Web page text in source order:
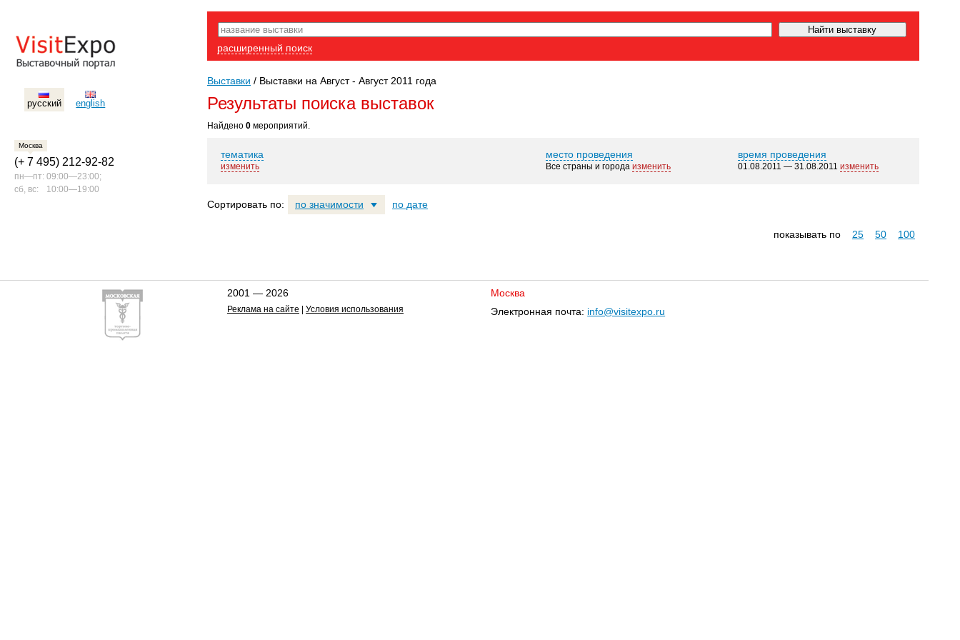
русский english
Москва
(+ 7 495) 212-92-82
пн—пт: 09:00—23:00;
сб, вс:
10:00—19:00
расширенный поиск
Выставки / Выставки на Август - Август 2011 года
Результаты поиска выставок
Найдено 0 мероприятий.
тематика
изменить
место проведения
Все страны и города изменить
время проведения
01.08.2011 — 31.08.2011 изменить
Сортировать по: по значимости по дате
показывать по 25 50 100
2001 — 2026
Реклама на сайте Условия использования
Москва
Электронная почта: info@visitexpo.ru